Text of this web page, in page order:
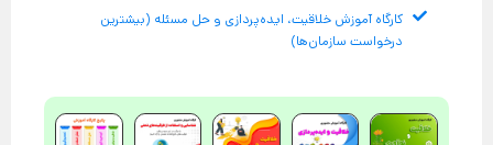
کارگاه آموزش خلاقیت، ایده‌پردازی و حل مسئله (بیشترین
درخواست سازمان‌ها)